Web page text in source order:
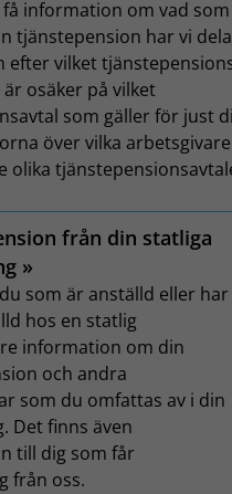
få information om vad
tjänstepension har vi
efter vilket
osäker på vilket
som gäller för just
över vilka
olika
från din statliga
som är anställd eller har
hos en statlig
information om din
och andra
som du omfattas av i din
Det finns även
till dig som får
från oss.